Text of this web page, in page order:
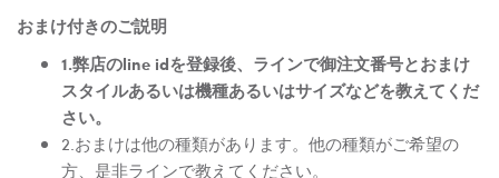
おまけ付きのご説明
1.弊店のline idを登録後、ラインで御注文番号とおまけ
スタイルあるいは機種あるいはサイズなどを教えてくだ
さい。
2.おまけは他の種類があります。他の種類がご希望の
方、是非ラインで教えてください。